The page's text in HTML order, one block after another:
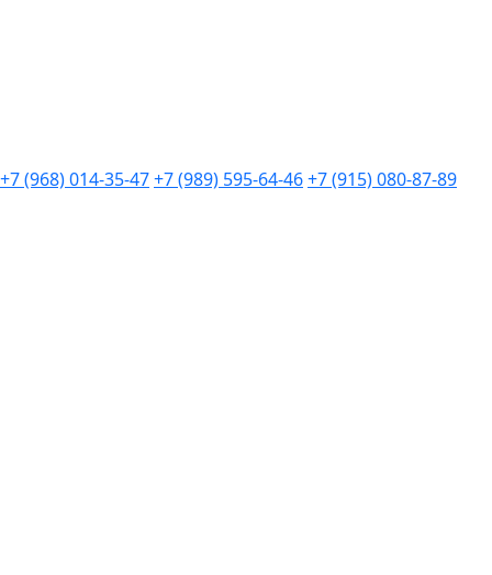
+7 (968) 014-35-47+7 (989) 595-64-46+7 (915) 080-87-89